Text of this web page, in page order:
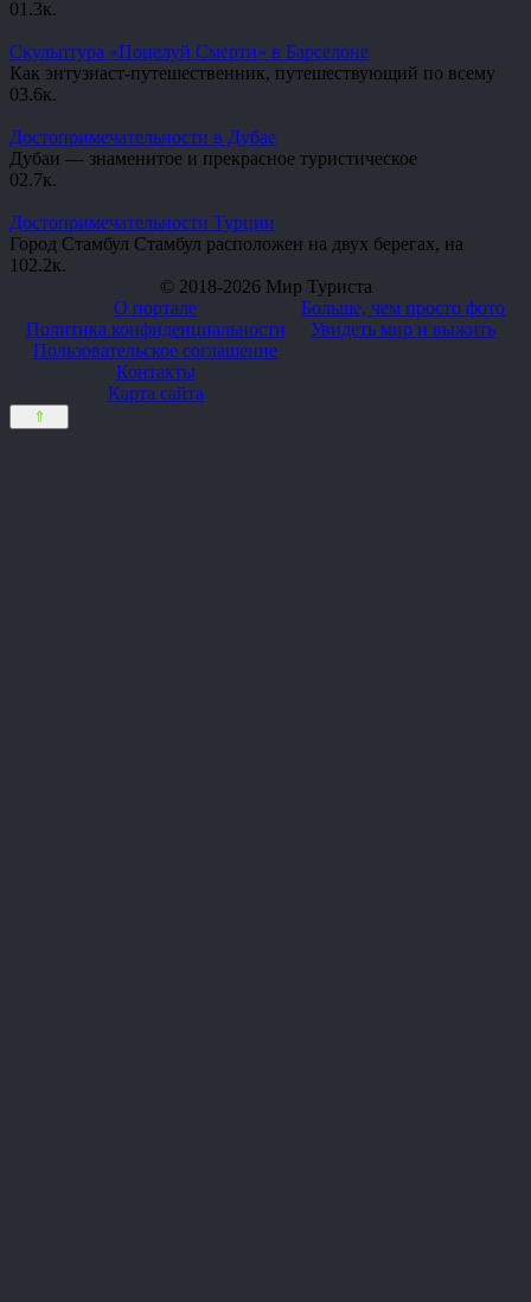
01.3к.
Скульптура «Поцелуй Смерти» в Барселоне
Как энтузиаст-путешественник, путешествующий по всему
03.6к.
Достопримечательности в Дубае
Дубаи — знаменитое и прекрасное туристическое
02.7к.
Достопримечательности Турции
Город Стамбул Стамбул расположен на двух берегах, на
102.2к.
© 2018-2026 Мир Туриста
О портале
Политика конфиденциальности
Пользовательское соглашение
Контакты
Карта сайта
Больше, чем просто фото
Увидеть мир и выжить